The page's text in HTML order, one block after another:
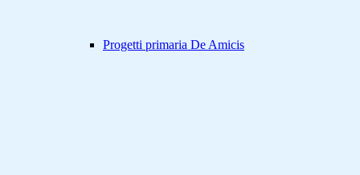
Progetti primaria De Amicis